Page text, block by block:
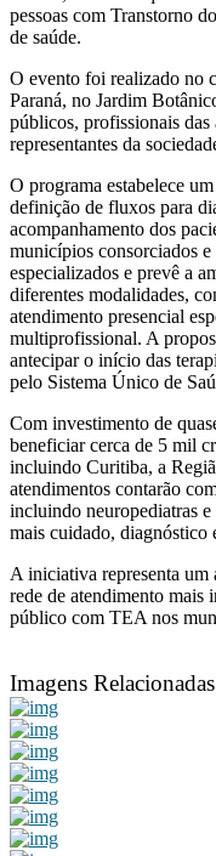
pessoas com Transtorno
de saúde.
O evento foi realizado no
Paraná, no Jardim
públicos, profissionais das
representantes da
O programa estabelece
definição de fluxos para
acompanhamento dos
municípios consorciados
especializados e prevê a
diferentes modalidades,
atendimento presencial
multiprofissional. A
antecipar o início das
pelo Sistema Único de
Com investimento de
beneficiar cerca de 5 mil
incluindo Curitiba, a
atendimentos contarão
incluindo neuropediatras
mais cuidado, diagnóstico
A iniciativa representa um
rede de atendimento mais
público com TEA nos
Imagens Relacionadas